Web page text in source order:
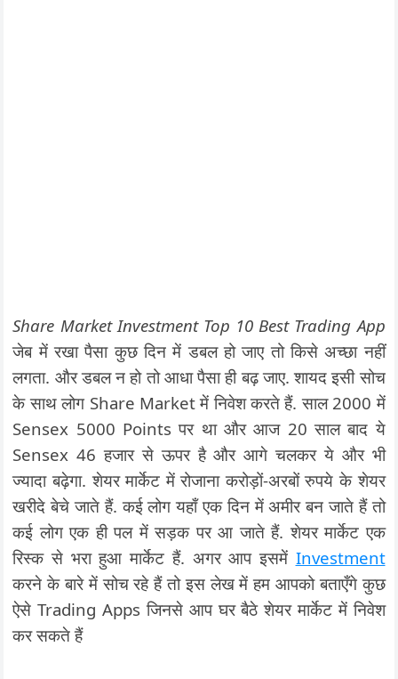
Share Market Investment Top 10 Best Trading App
जेब में रखा पैसा कुछ दिन में डबल हो जाए तो किसे अच्छा नहीं
लगता. और डबल न हो तो आधा पैसा ही बढ़ जाए. शायद इसी सोच
के साथ लोग Share Market में निवेश करते हैं. साल 2000 में
Sensex 5000 Points पर था और आज 20 साल बाद ये
Sensex 46 हजार से ऊपर है और आगे चलकर ये और भी
ज्यादा बढ़ेगा. शेयर मार्केट में रोजाना करोड़ों-अरबों रुपये के शेयर
खरीदे बेचे जाते हैं. कई लोग यहाँ एक दिन में अमीर बन जाते हैं तो
कई लोग एक ही पल में सड़क पर आ जाते हैं. शेयर मार्केट एक
रिस्क से भरा हुआ मार्केट हैं. अगर आप इसमें Investment
करने के बारे में सोच रहे हैं तो इस लेख में हम आपको बताएँगे कुछ
ऐसे Trading Apps जिनसे आप घर बैठे शेयर मार्केट में निवेश
कर सकते हैं